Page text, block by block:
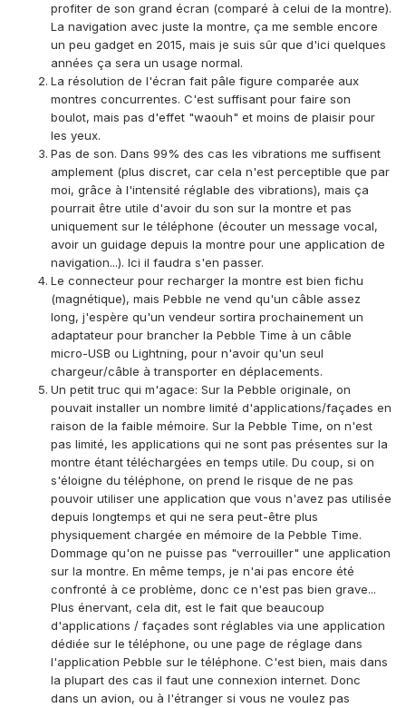
profiter de son grand écran (comparé à celui de la montre).
La navigation avec juste la montre, ça me semble encore
un peu gadget en 2015, mais je suis sûr que d'ici quelques
années ça sera un usage normal.
La résolution de l'écran fait pâle figure comparée aux
montres concurrentes. C'est suffisant pour faire son
boulot, mais pas d'effet "waouh" et moins de plaisir pour
les yeux.
Pas de son. Dans 99% des cas les vibrations me suffisent
amplement (plus discret, car cela n'est perceptible que par
moi, grâce à l'intensité réglable des vibrations), mais ça
pourrait être utile d'avoir du son sur la montre et pas
uniquement sur le téléphone (écouter un message vocal,
avoir un guidage depuis la montre pour une application de
navigation...). Ici il faudra s'en passer.
Le connecteur pour recharger la montre est bien fichu
(magnétique), mais Pebble ne vend qu'un câble assez
long, j'espère qu'un vendeur sortira prochainement un
adaptateur pour brancher la Pebble Time à un câble
micro-USB ou Lightning, pour n'avoir qu'un seul
chargeur/câble à transporter en déplacements.
Un petit truc qui m'agace: Sur la Pebble originale, on
pouvait installer un nombre limité d'applications/façades en
raison de la faible mémoire. Sur la Pebble Time, on n'est
pas limité, les applications qui ne sont pas présentes sur la
montre étant téléchargées en temps utile. Du coup, si on
s'éloigne du téléphone, on prend le risque de ne pas
pouvoir utiliser une application que vous n'avez pas utilisée
depuis longtemps et qui ne sera peut-être plus
physiquement chargée en mémoire de la Pebble Time.
Dommage qu'on ne puisse pas "verrouiller" une application
sur la montre. En même temps, je n'ai pas encore été
confronté à ce problème, donc ce n'est pas bien grave...
Plus énervant, cela dit, est le fait que beaucoup
d'applications / façades sont réglables via une application
dédiée sur le téléphone, ou une page de réglage dans
l'application Pebble sur le téléphone. C'est bien, mais dans
la plupart des cas il faut une connexion internet. Donc
dans un avion, ou à l'étranger si vous ne voulez pas